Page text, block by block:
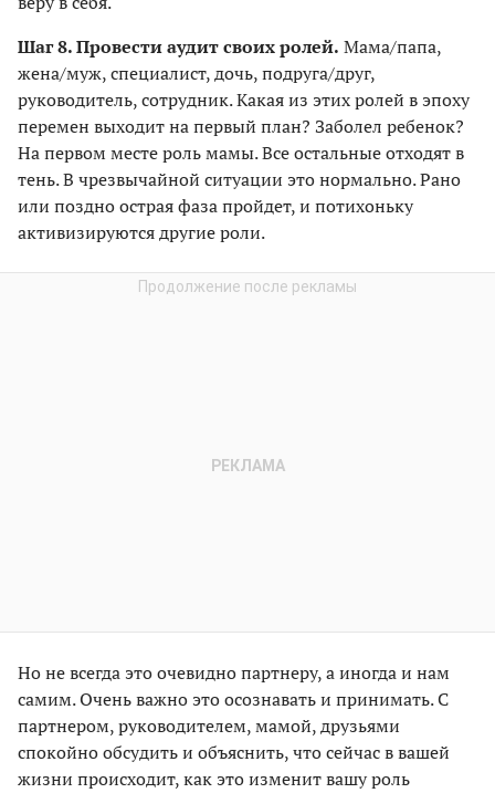
Шаг 8. Провести аудит своих ролей. Мама/папа,
жена/муж, специалист, дочь, подруга/друг,
руководитель, сотрудник. Какая из этих ролей в эпоху
перемен выходит на первый план? Заболел ребенок?
На первом месте роль мамы. Все остальные отходят в
тень. В чрезвычайной ситуации это нормально. Рано
или поздно острая фаза пройдет, и потихоньку
активизируются другие роли.
Но не всегда это очевидно партнеру, а иногда и нам
самим. Очень важно это осознавать и принимать. С
партнером, руководителем, мамой, друзьями
спокойно обсудить и объяснить, что сейчас в вашей
жизни происходит, как это изменит вашу роль